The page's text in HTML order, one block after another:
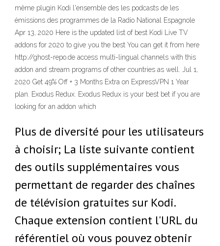
même plugin Kodi l'ensemble des les podcasts de les
émissions des programmes de la Radio National Espagnole
Apr 13, 2020 Here is the updated list of best Kodi Live TV
addons for 2020 to give you the best You can get it from here
http://ghost-repo.de access multi-lingual channels with this
addon and stream programs of other countries as well. Jul 1,
2020 Get 49% Off + 3 Months Extra on ExpressVPN 1 Year
plan. Exodus Redux. Exodus Redux is your best bet if you are
looking for an addon which
Plus de diversité pour les utilisateurs
à choisir; La liste suivante contient
des outils supplémentaires vous
permettant de regarder des chaînes
de télévision gratuites sur Kodi.
Chaque extension contient l'URL du
référentiel où vous pouvez obtenir